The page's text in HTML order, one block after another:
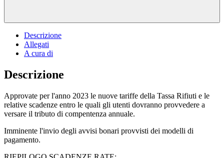
Descrizione
Allegati
A cura di
Descrizione
Approvate per l'anno 2023 le nuove tariffe della Tassa Rifiuti e le
relative scadenze entro le quali gli utenti dovranno provvedere a
versare il tributo di compentenza annuale.
Imminente l'invio degli avvisi bonari provvisti dei modelli di
pagamento.